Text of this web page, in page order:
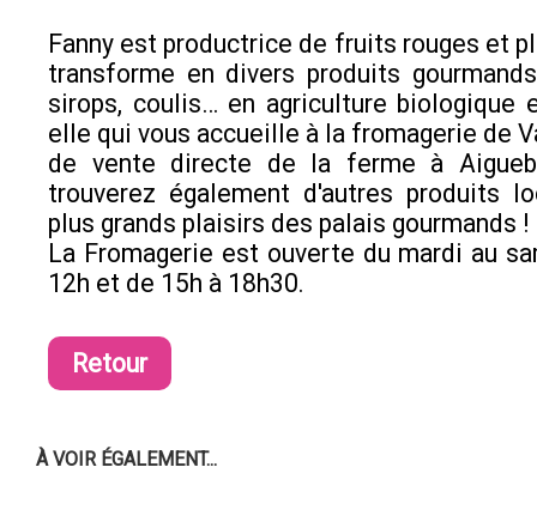
Fanny est productrice de fruits rouges et
transforme en divers produits
sirops, coulis… en agriculture biologique
elle qui vous accueille à la fromagerie de
de vente directe de la ferme à
trouverez également d'autres produits
plus grands plaisirs des palais gourmands !
La Fromagerie est ouverte du mardi au
12h et de 15h à 18h30.
Retour
À VOIR ÉGALEMENT...